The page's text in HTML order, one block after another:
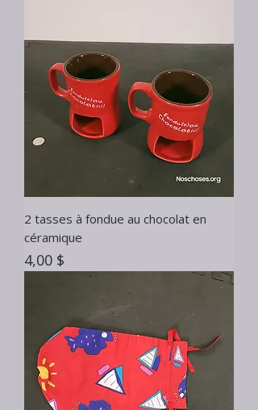
2 tasses à fondue au chocolat en
céramique
Prix
4,00 $